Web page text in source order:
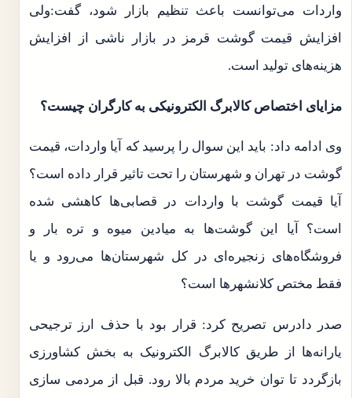
واردات می‌توانست باعث تنظیم بازار شود، گفت:ولی
افزایش قیمت گوشت قرمز در بازار ناشی از افزایش
هزینه‌های تولید است.
مزایای اختصاص کالابرگ الکترونیکی به کارگران چیست؟
وی ادامه داد: باید این سوال را پرسید که آیا واردات، قیمت
گوشت در تهران و شهرستان را تحت تاثیر قرار داده است؟
آیا قیمت گوشت با واردات در قصابی‌ها کاهشی شده
است؟ آیا این گوشت‌ها به میادین میوه و تره بار و
فروشگاه‌های زنجیره‌ای در کل شهرستان‌ها می‌رود و یا
فقط مختص کلانشهرها است؟
صدر دادرس تصریح کرد: قرار بود با حذف ارز ترجیحی
یارانه‌ها از طریق کالابرگ الکترونیک به بخش کشاورزی
بازگردد تا توان خرید مردم بالا رود. قبل از مردمی سازی